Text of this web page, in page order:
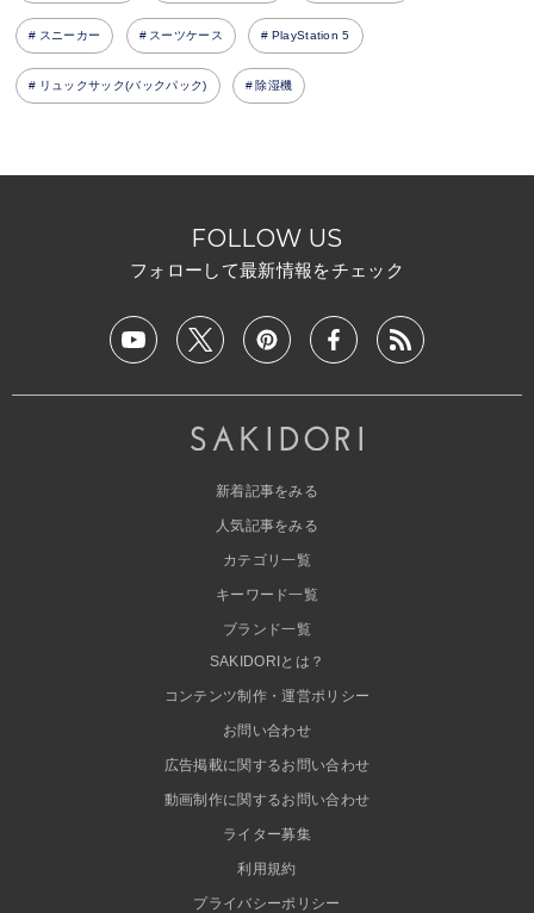
スニーカー スーツケース PlayStation 5
リュックサック(バックパック) 除湿機
FOLLOW US
フォローして最新情報をチェック
新着記事をみる
人気記事をみる
カテゴリ一覧
キーワード一覧
ブランド一覧
SAKIDORIとは？
コンテンツ制作・運営ポリシー
お問い合わせ
広告掲載に関するお問い合わせ
動画制作に関するお問い合わせ
ライター募集
利用規約
プライバシーポリシー